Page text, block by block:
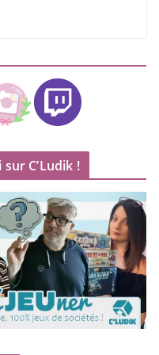
C’Ludik !